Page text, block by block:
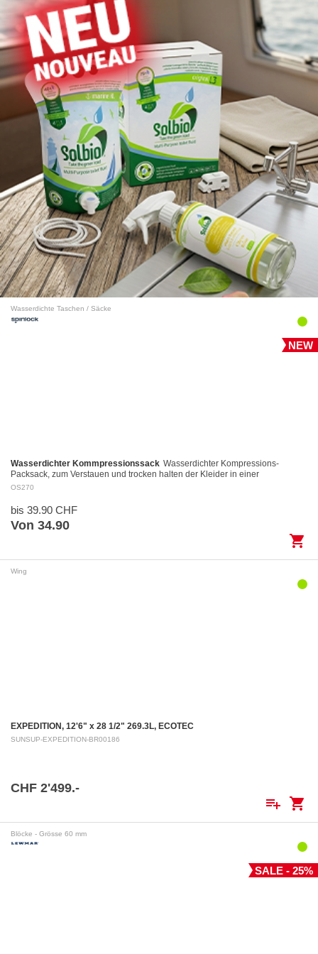
Wasserdichte Taschen / Säcke
NEW
Wasserdichter Kommpressionssack Wasserdichter Kompressions-
Packsack, zum Verstauen und trocken halten der Kleider in einer
Reisetasche. Leicht und universell einsetzbar mi…
OS270
bis 39.90 CHF
Von 34.90
shopping_cart
Wing
EXPEDITION, 12'6" x 28 1/2" 269.3L, ECOTEC
SUNSUP-EXPEDITION-BR00186
CHF 2'499.-
playlist_add shopping_cart
Blöcke - Grösse 60 mm
SALE - 25%